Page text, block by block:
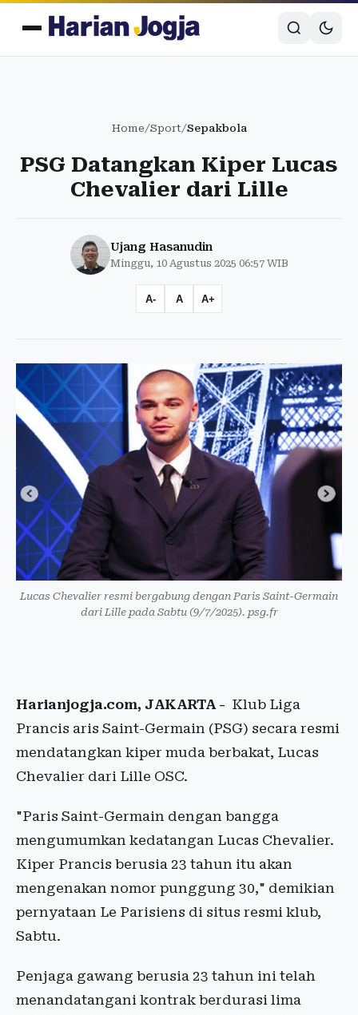
Home/Sport/Sepakbola
PSG Datangkan Kiper Lucas
Chevalier dari Lille
Ujang Hasanudin
Minggu, 10 Agustus 2025 06:57 WIB
A- A A+
Lucas Chevalier resmi bergabung dengan Paris Saint-Germain
dari Lille pada Sabtu (9/7/2025). psg.fr
Harianjogja.com, JAKARTA - Klub Liga
Prancis aris Saint-Germain (PSG) secara resmi
mendatangkan kiper muda berbakat, Lucas
Chevalier dari Lille OSC.
"Paris Saint-Germain dengan bangga
mengumumkan kedatangan Lucas Chevalier.
Kiper Prancis berusia 23 tahun itu akan
mengenakan nomor punggung 30," demikian
pernyataan Le Parisiens di situs resmi klub,
Sabtu.
Penjaga gawang berusia 23 tahun ini telah
menandatangani kontrak berdurasi lima